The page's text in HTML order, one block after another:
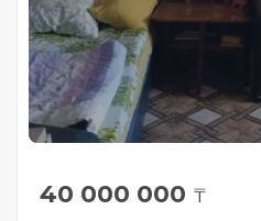
40 000 000 ₸